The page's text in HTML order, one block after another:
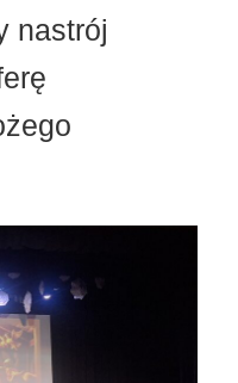
nastrój